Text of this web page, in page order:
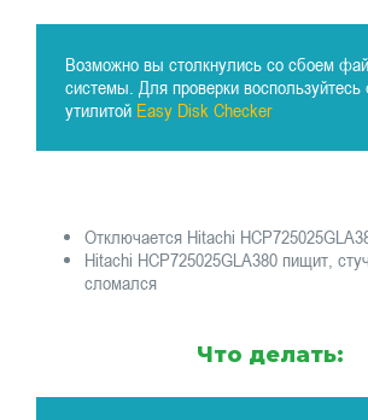
Возможно вы столкнулись со сбоем
системы. Для проверки
утилитой Easy Disk Checker
Отключается Hitachi
Hitachi HCP725025GLA380 пищит,
сломался
Что делать: